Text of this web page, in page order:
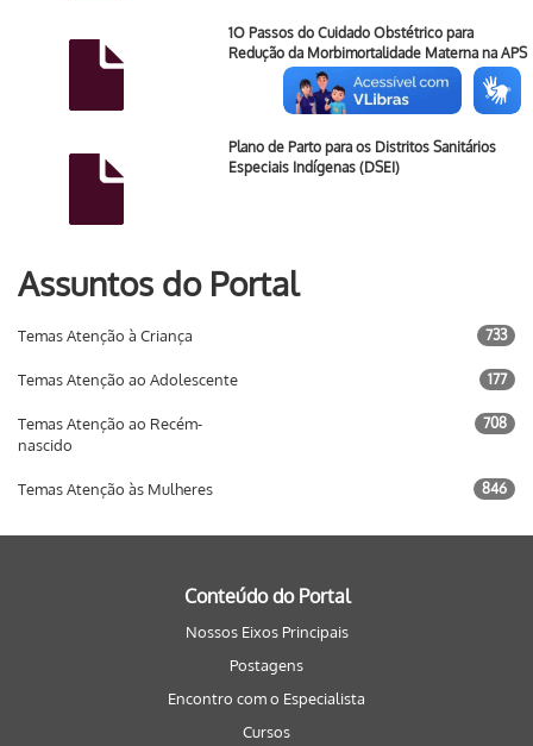
1O Passos do Cuidado Obstétrico para
Redução da Morbimortalidade Materna na APS
Plano de Parto para os Distritos Sanitários
Especiais Indígenas (DSEI)
Assuntos do Portal
Temas Atenção à Criança 733
Temas Atenção ao Adolescente 177
Temas Atenção ao Recém-
nascido
708
Temas Atenção às Mulheres 846
Conteúdo do Portal
Nossos Eixos Principais
Postagens
Encontro com o Especialista
Cursos